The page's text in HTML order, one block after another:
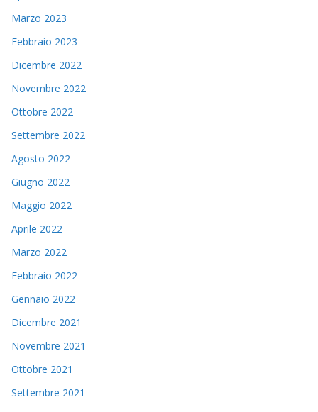
Marzo 2023
Febbraio 2023
Dicembre 2022
Novembre 2022
Ottobre 2022
Settembre 2022
Agosto 2022
Giugno 2022
Maggio 2022
Aprile 2022
Marzo 2022
Febbraio 2022
Gennaio 2022
Dicembre 2021
Novembre 2021
Ottobre 2021
Settembre 2021